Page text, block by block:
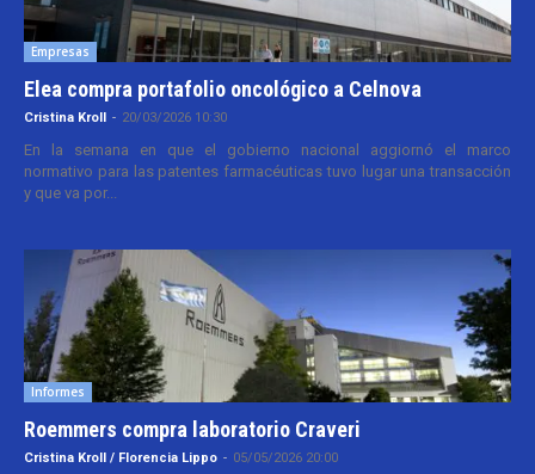
Empresas
Elea compra portafolio oncológico a Celnova
Cristina Kroll - 20/03/2026 10:30
En la semana en que el gobierno nacional aggiornó el marco
normativo para las patentes farmacéuticas tuvo lugar una transacción
y que va por...
Informes
Roemmers compra laboratorio Craveri
Cristina Kroll / Florencia Lippo - 05/05/2026 20:00